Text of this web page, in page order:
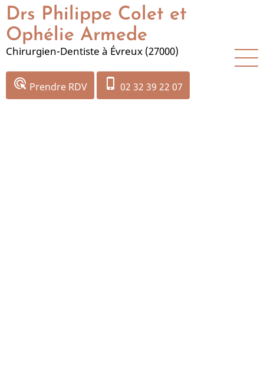
Aller
au
contenu
principal
Drs Philippe Colet et
Ophélie Armede
Chirurgien-Dentiste à Évreux (27000)
ads_click Prendre RDV phone_iphone 02 32 39 22 07